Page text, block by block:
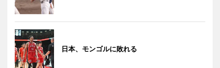
日本、モンゴルに敗れる